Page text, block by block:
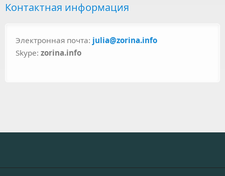
Контактная информация
Электронная почта: julia@zorina.info
Skype: zorina.info